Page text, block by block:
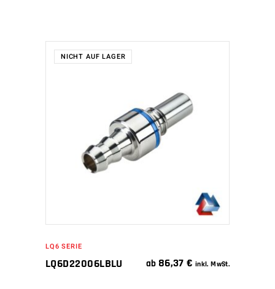
NICHT AUF LAGER
WEITERLESEN
LQ6 SERIE
LQ6D22006LBLU ab 86,37€ inkl. MwSt.